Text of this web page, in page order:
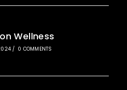
Wellness
/ 0 COMMENTS